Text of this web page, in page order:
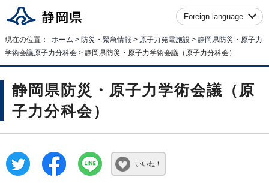
Foreign language
現在の位置： ホーム > 防災・緊急情報 > 原子力発電施設 > 静岡県防災・原子力
学術会議原子力分科会 > 静岡県防災・原子力学術会議（原子力分科会）
静岡県防災・原子力学術会議（原
子力分科会）
いいね！